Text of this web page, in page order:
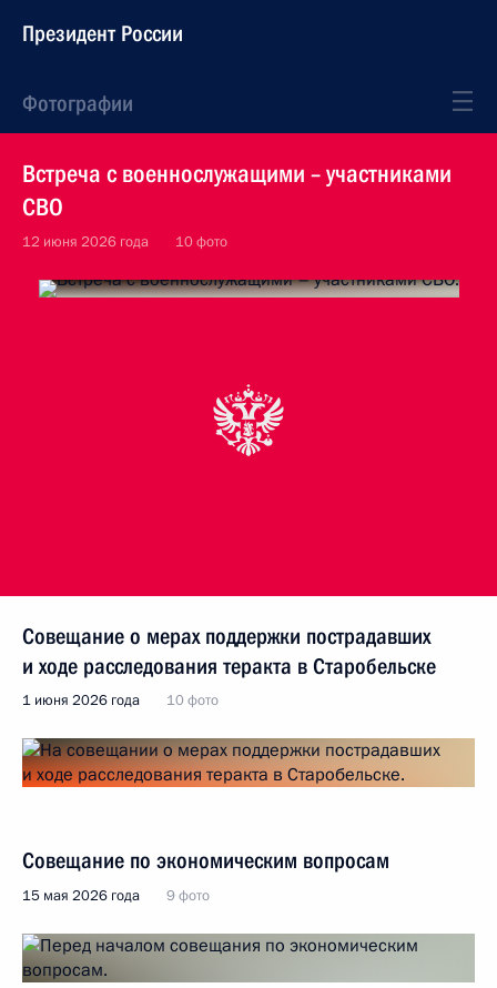
Президент России
Фотографии
Встреча с военнослужащими – участниками
СВО
12 июня 2026 года 10 фото
Совещание о мерах поддержки пострадавших
и ходе расследования теракта в Старобельске
1 июня 2026 года 10 фото
Совещание по экономическим вопросам
15 мая 2026 года 9 фото